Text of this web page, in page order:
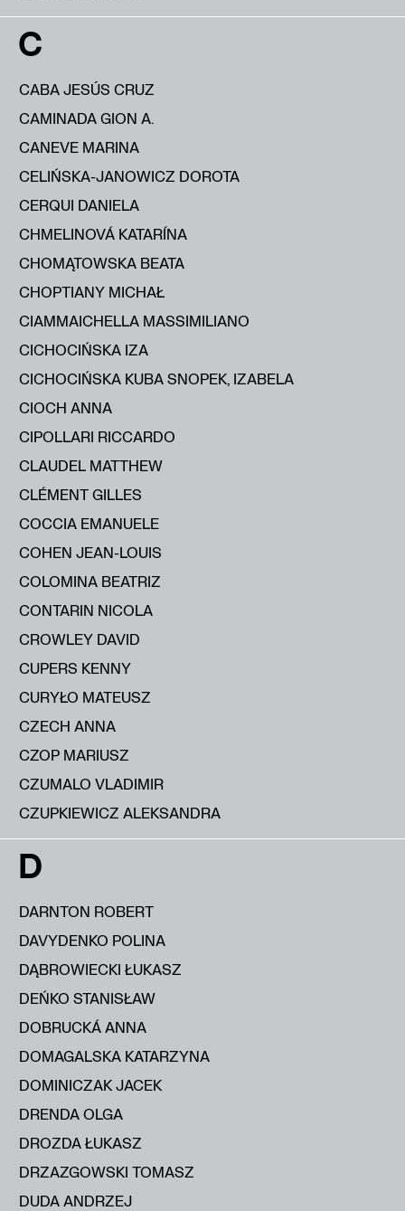
C
CABA JESÚS CRUZ
CAMINADA GION A.
CANEVE MARINA
CELIŃSKA-JANOWICZ DOROTA
CERQUI DANIELA
CHMELINOVÁ KATARÍNA
CHOMĄTOWSKA BEATA
CHOPTIANY MICHAŁ
CIAMMAICHELLA MASSIMILIANO
CICHOCIŃSKA IZA
CICHOCIŃSKA KUBA SNOPEK, IZABELA
CIOCH ANNA
CIPOLLARI RICCARDO
CLAUDEL MATTHEW
CLÉMENT GILLES
COCCIA EMANUELE
COHEN JEAN-LOUIS
COLOMINA BEATRIZ
CONTARIN NICOLA
CROWLEY DAVID
CUPERS KENNY
CURYŁO MATEUSZ
CZECH ANNA
CZOP MARIUSZ
CZUMALO VLADIMIR
CZUPKIEWICZ ALEKSANDRA
D
DARNTON ROBERT
DAVYDENKO POLINA
DĄBROWIECKI ŁUKASZ
DEŃKO STANISŁAW
DOBRUCKÁ ANNA
DOMAGALSKA KATARZYNA
DOMINICZAK JACEK
DRENDA OLGA
DROZDA ŁUKASZ
DRZAZGOWSKI TOMASZ
DUDA ANDRZEJ